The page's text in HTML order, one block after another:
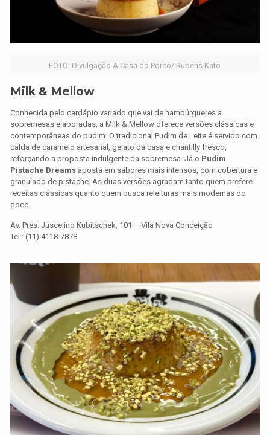
FOTO: Divulgação A Casa do Porco/ Rubens Kato
Milk & Mellow
Conhecida pelo cardápio variado que vai de hambúrgueres a
sobremesas elaboradas, a Milk & Mellow oferece versões clássicas e
contemporâneas do pudim. O tradicional Pudim de Leite é servido com
calda de caramelo artesanal, gelato da casa e chantilly fresco,
reforçando a proposta indulgente da sobremesa. Já o Pudim
Pistache Dreams aposta em sabores mais intensos, com cobertura e
granulado de pistache. As duas versões agradam tanto quem prefere
receitas clássicas quanto quem busca releituras mais modernas do
doce.
Av. Pres. Juscelino Kubitschek, 101 – Vila Nova Conceição
Tel.: (11) 4118-7878